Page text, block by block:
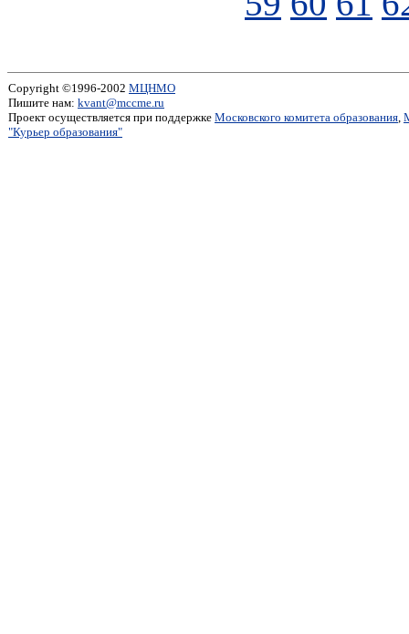
Copyright ©1996-2002 МЦНМО
Пишите нам: kvant@mccme.ru
Проект осуществляется при поддержке Московского комитета образования,
"Курьер образования"